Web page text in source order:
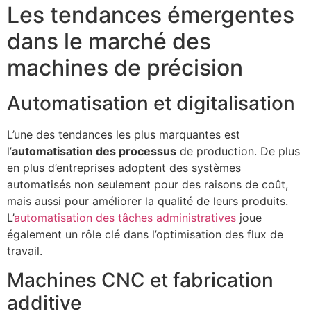
Les tendances émergentes
dans le marché des
machines de précision
Automatisation et digitalisation
L’une des tendances les plus marquantes est
l’automatisation des processus de production. De plus
en plus d’entreprises adoptent des systèmes
automatisés non seulement pour des raisons de coût,
mais aussi pour améliorer la qualité de leurs produits.
L’automatisation des tâches administratives joue
également un rôle clé dans l’optimisation des flux de
travail.
Machines CNC et fabrication
additive